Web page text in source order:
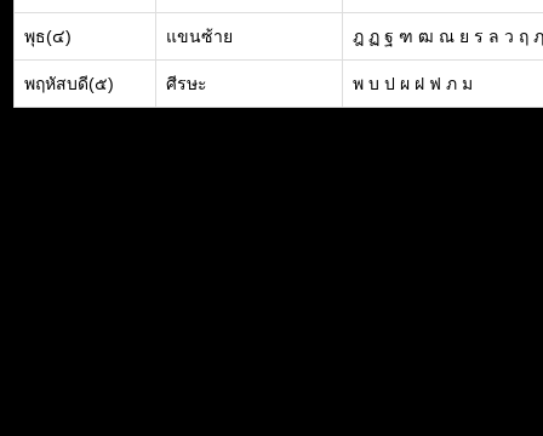
พุธ(๔) แขนซ้าย ฎ ฏ ฐ ฑ ฒ ณ ย ร ล ว ฤ ฦ
พฤหัสบดี(๕) ศีรษะ พ บ ป ผ ฝ ฟ ภ ม